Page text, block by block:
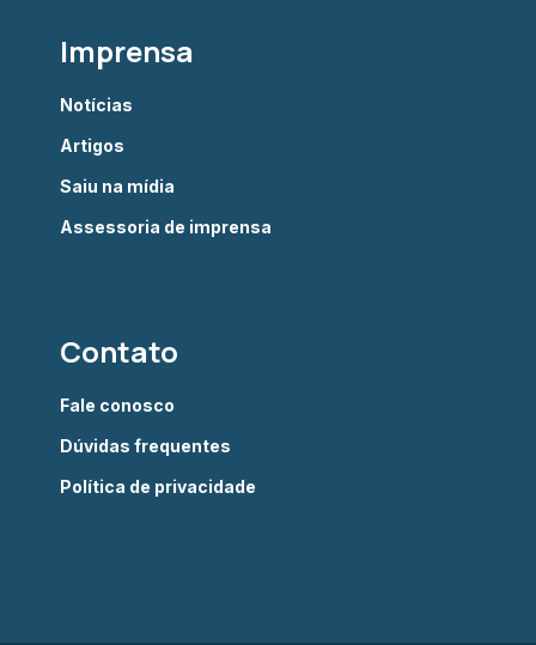
Imprensa
Notícias
Artigos
Saiu na mídia
Assessoria de imprensa
Contato
Fale conosco
Dúvidas frequentes
Política de privacidade